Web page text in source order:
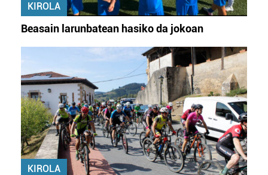
KIROLA
Beasain larunbatean hasiko da jokoan
KIROLA